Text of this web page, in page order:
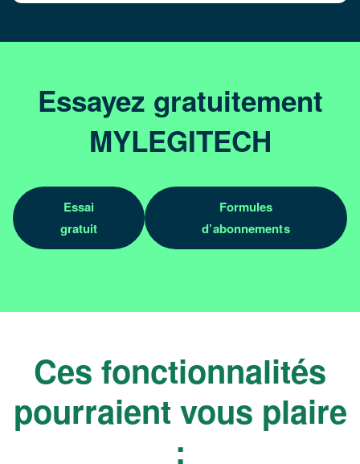
Essayez gratuitement
MYLEGITECH
Essai
gratuit
Formules
d’abonnements
Ces fonctionnalités
pourraient vous plaire
: